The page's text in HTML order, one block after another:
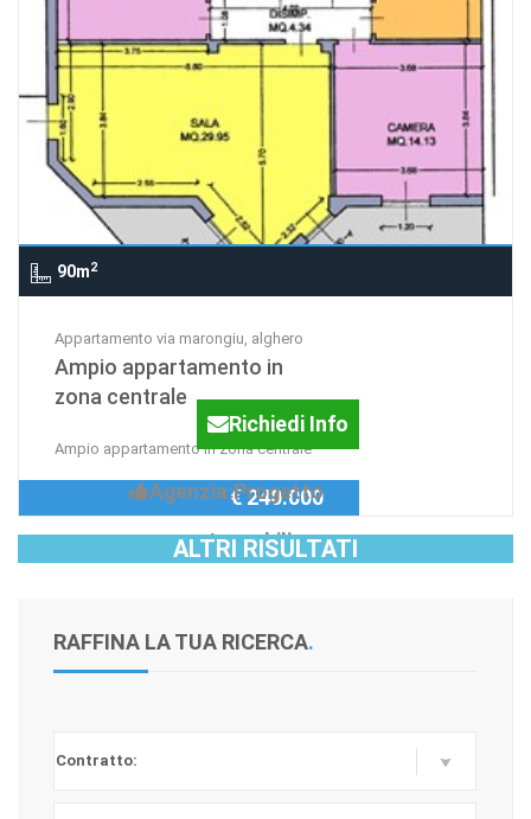
90m2
Appartamento via marongiu, alghero
Ampio appartamento in
zona centrale
Ampio appartamento in zona centrale
Richiedi Info
Agenzia:Progetto
Immobiliare
€ 240.000
ALTRI RISULTATI
RAFFINA LA TUA RICERCA.